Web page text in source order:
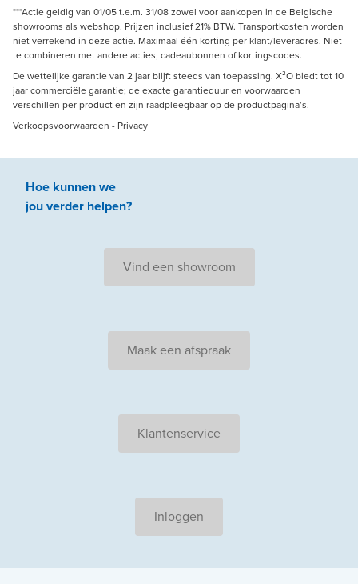
***Actie geldig van 01/05 t.e.m. 31/08 zowel voor aankopen in de Belgische
showrooms als webshop. Prijzen inclusief 21% BTW. Transportkosten worden
niet verrekend in deze actie. Maximaal één korting per klant/leveradres. Niet
te combineren met andere acties, cadeaubonnen of kortingscodes.
De wettelijke garantie van 2 jaar blijft steeds van toepassing. X²O biedt tot 10
jaar commerciële garantie; de exacte garantieduur en voorwaarden
verschillen per product en zijn raadpleegbaar op de productpagina’s.
Verkoopsvoorwaarden - Privacy
Hoe kunnen we
jouverder helpen?
Vind een showroom
Maak een afspraak
Klantenservice
Inloggen